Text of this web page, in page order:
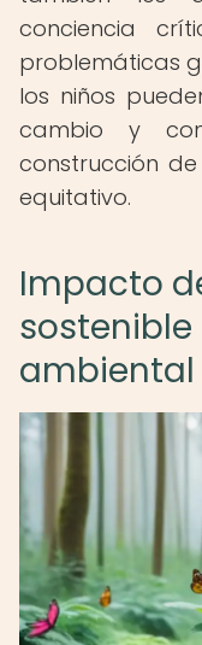
conciencia
problemáticas
los niños
cambio y
construcción
equitativo.
Impacto